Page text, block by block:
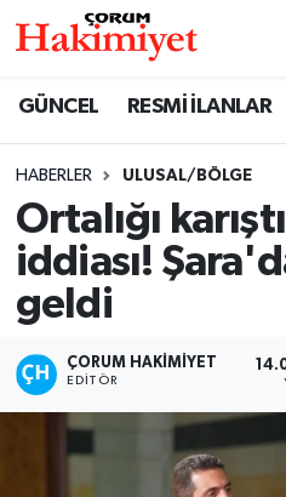
GÜNCEL RESMİ İLANLAR
HABERLER ULUSAL/BÖLGE
Ortalığı
iddiası!
geldi
ÇORUM HAKIMIYET
EDITÖR
SAĞLIK
ASAYİŞ
AKTÜEL
Nöbetçi Eczaneler
Çorum Namaz
Trafik Durumu
Son Dakika Haberleri